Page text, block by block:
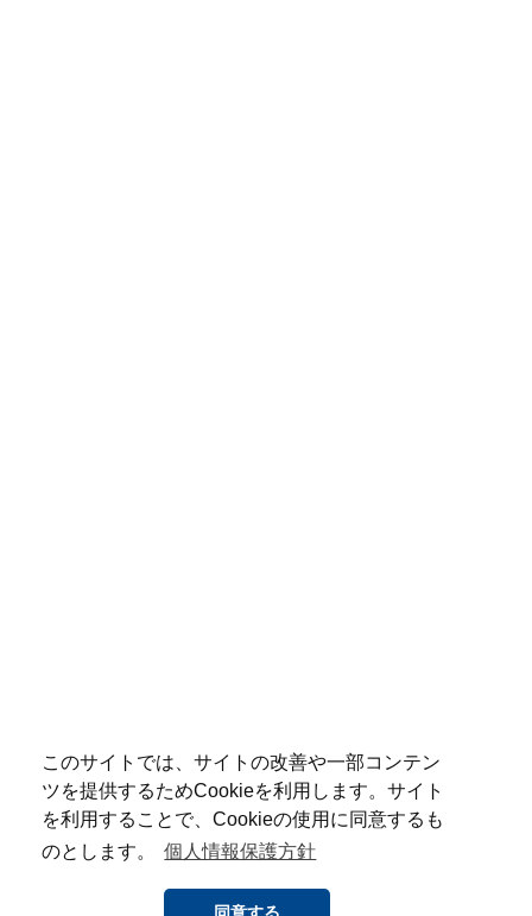
このサイトでは、サイトの改善や一部コンテン
ツを提供するためCookieを利用します。サイト
を利用することで、Cookieの使用に同意するも
のとします。
個人情報保護方針